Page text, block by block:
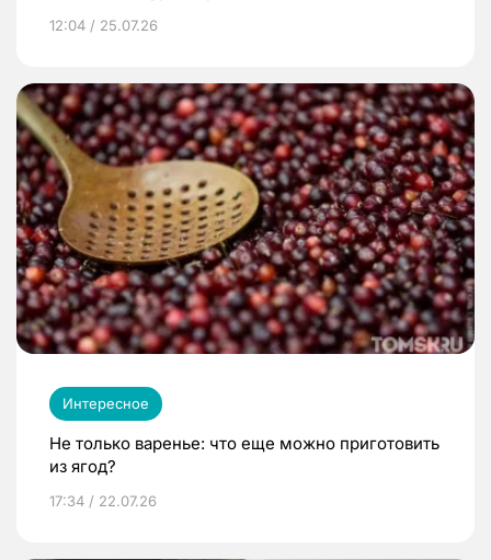
12:04 / 25.07.26
Интересное
Не только варенье: что еще можно приготовить
из ягод?
17:34 / 22.07.26